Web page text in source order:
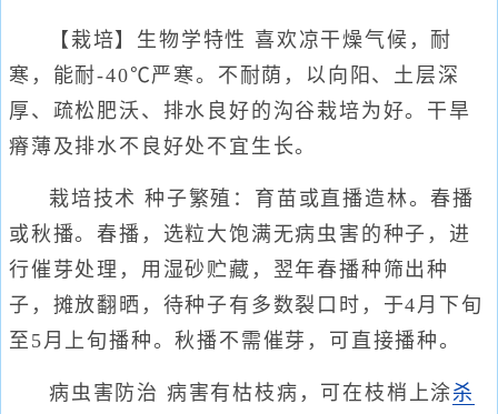
【栽培】生物学特性 喜欢凉干燥气候，耐
寒，能耐-40℃严寒。不耐荫，以向阳、土层深
厚、疏松肥沃、排水良好的沟谷栽培为好。干旱
瘠薄及排水不良好处不宜生长。
栽培技术 种子繁殖：育苗或直播造林。春播
或秋播。春播，选粒大饱满无病虫害的种子，进
行催芽处理，用湿砂贮藏，翌年春播种筛出种
子，摊放翻晒，待种子有多数裂口时，于4月下旬
至5月上旬播种。秋播不需催芽，可直接播种。
病虫害防治 病害有枯枝病，可在枝梢上涂杀